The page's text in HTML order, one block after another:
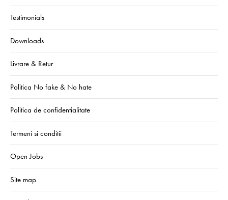
Testimonials
Downloads
Livrare & Retur
Politica No fake & No hate
Politica de confidentialitate
Termeni si conditii
Open Jobs
Site map